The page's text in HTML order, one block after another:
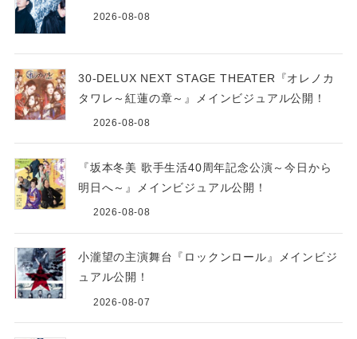
2026-08-08
30-DELUX NEXT STAGE THEATER『オレノカ
タワレ～紅蓮の章～』メインビジュアル公開！
2026-08-08
『坂本冬美 歌手生活40周年記念公演～今日から
明日へ～』メインビジュアル公開！
2026-08-08
小瀧望の主演舞台『ロックンロール』メインビジ
ュアル公開！
2026-08-07